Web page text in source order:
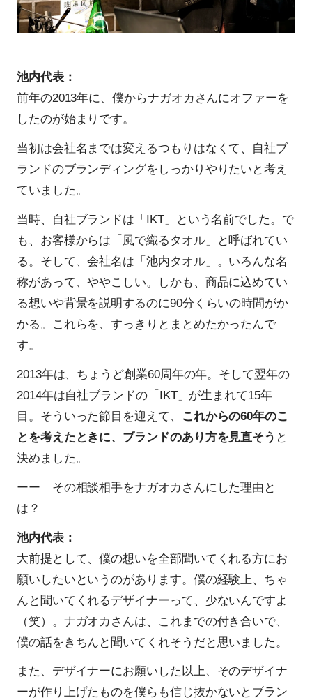
池内代表：
前年の2013年に、僕からナガオカさんにオファーを
したのが始まりです。
当初は会社名までは変えるつもりはなくて、自社ブ
ランドのブランディングをしっかりやりたいと考え
ていました。
当時、自社ブランドは「IKT」という名前でした。で
も、お客様からは「風で織るタオル」と呼ばれてい
る。そして、会社名は「池内タオル」。いろんな名
称があって、ややこしい。しかも、商品に込めてい
る想いや背景を説明するのに90分くらいの時間がか
かる。これらを、すっきりとまとめたかったんで
す。
2013年は、ちょうど創業60周年の年。そして翌年の
2014年は自社ブランドの「IKT」が生まれて15年
目。そういった節目を迎えて、
これからの60年のこ
とを考えたときに、ブランドのあり方を見直そう と
決めました。
ーー その相談相手をナガオカさんにした理由と
は？
池内代表：
大前提として、僕の想いを全部聞いてくれる方にお
願いしたいというのがあります。僕の経験上、ちゃ
んと聞いてくれるデザイナーって、少ないんですよ
（笑）。ナガオカさんは、これまでの付き合いで、
僕の話をきちんと聞いてくれそうだと思いました。
また、デザイナーにお願いした以上、そのデザイナ
ーが作り上げたものを僕らも信じ抜かないとブラン